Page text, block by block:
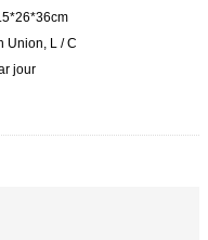
Union, L / C
jour